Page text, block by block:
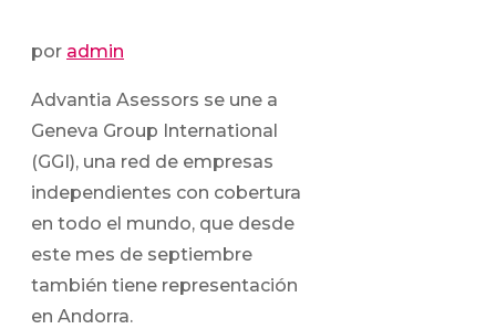
por admin
Advantia Asessors se une a
Geneva Group International
(GGI), una red de empresas
independientes con cobertura
en todo el mundo, que desde
este mes de septiembre
también tiene representación
en Andorra.